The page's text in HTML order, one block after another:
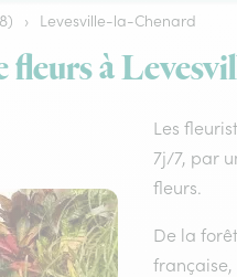
› Levesville-la-Chenard
à
Les
7j/7, par
fleurs.
De la
française,